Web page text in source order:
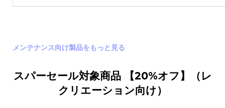
メンテナンス向け製品をもっと見る
スパーセール対象商品 【20%オフ】（レ
クリエーション向け）